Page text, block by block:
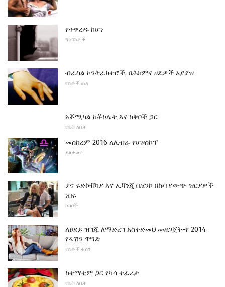
የተዋረዱ ከሆነ
ግንኙነቶች
ብራስል ኮንትራክተሮች, በሕክምና ዘዴዎች አያያዝ
የሴቶች ጤና
ኦቾሚካል ከቾኮሌት እና ከቅቦች ጋር
የቤት ለቤት
መስከረም 2016 ለሊብራ የሆዞስኮፕ
ያልታወቀ
ያና ሩድኮቭካያ እና ኢቫንጂ ቤሄንኮ በኩባ የውጭ ዝርያዎች
ነበሩ
ኮከቦች
ለፀደይ ዝግጁ ለማድረግ አስቀድመህ መዘጋጀት-የ 2014
የፋሽን ሞገድ
የሴቶች ፋሽን
ከቲማቲም ጋር የካሳ ተፈሪታ
የቤት ለቤት